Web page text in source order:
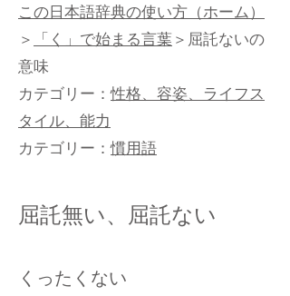
この日本語辞典の使い方（ホーム）
＞「く」で始まる言葉＞屈託ないの
意味
カテゴリー：性格、容姿、ライフス
タイル、能力
カテゴリー：慣用語
屈託無い、屈託ない
くったくない